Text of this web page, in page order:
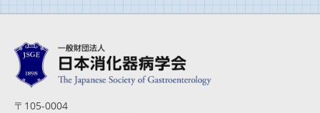
〒105-0004